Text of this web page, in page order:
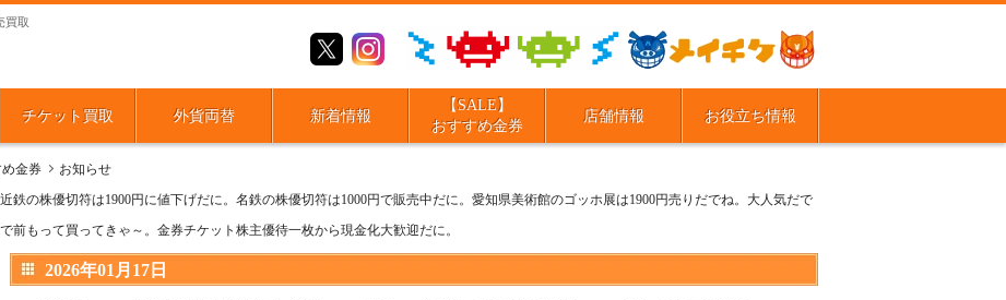
買取
チケット買取 外貨両替 新着情報
【SALE】
おすすめ金券
店舗情報 お役立ち情報
め金券
お知らせ
鉄の株優切符は1900円に値下げだに。名鉄の株優切符は1000円で販売中だに。愛知県美術館のゴッホ展は1900円売りだでね。大人気だで
前もって買ってきゃ～。金券チケット株主優待一枚から現金化大歓迎だに。
2026年01月17日